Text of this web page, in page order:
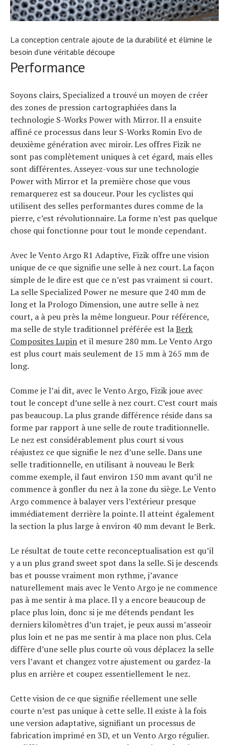
La conception centrale ajoute de la durabilité et élimine le
besoin d’une véritable découpe
Performance
Soyons clairs, Specialized a trouvé un moyen de créer
des zones de pression cartographiées dans la
technologie S-Works Power with Mirror. Il a ensuite
affiné ce processus dans leur S-Works Romin Evo de
deuxième génération avec miroir. Les offres Fizik ne
sont pas complètement uniques à cet égard, mais elles
sont différentes. Asseyez-vous sur une technologie
Power with Mirror et la première chose que vous
remarquerez est sa douceur. Pour les cyclistes qui
utilisent des selles performantes dures comme de la
pierre, c’est révolutionnaire. La forme n’est pas quelque
chose qui fonctionne pour tout le monde cependant.
Avec le Vento Argo R1 Adaptive, Fizik offre une vision
unique de ce que signifie une selle à nez court. La façon
simple de le dire est que ce n’est pas vraiment si court.
La selle Specialized Power ne mesure que 240 mm de
long et la Prologo Dimension, une autre selle à nez
court, a à peu près la même longueur. Pour référence,
ma selle de style traditionnel préférée est laBerk
Composites Lupin et il mesure 280 mm. Le Vento Argo
est plus court mais seulement de 15 mm à 265 mm de
long.
Comme je l’ai dit, avec le Vento Argo, Fizik joue avec
tout le concept d’une selle à nez court. C’est court mais
pas beaucoup. La plus grande différence réside dans sa
forme par rapport à une selle de route traditionnelle.
Le nez est considérablement plus court si vous
réajustez ce que signifie le nez d’une selle. Dans une
selle traditionnelle, en utilisant à nouveau le Berk
comme exemple, il faut environ 150 mm avant qu’il ne
commence à gonfler du nez à la zone du siège. Le Vento
Argo commence à balayer vers l’extérieur presque
immédiatement derrière la pointe. Il atteint également
la section la plus large à environ 40 mm devant le Berk.
Le résultat de toute cette reconceptualisation est qu’il
y a un plus grand sweet spot dans la selle. Si je descends
bas et pousse vraiment mon rythme, j’avance
naturellement mais avec le Vento Argo je ne commence
pas à me sentir à ma place. Il y a encore beaucoup de
place plus loin, donc si je me détends pendant les
derniers kilomètres d’un trajet, je peux aussi m’asseoir
plus loin et ne pas me sentir à ma place non plus. Cela
diffère d’une selle plus courte où vous déplacez la selle
vers l’avant et changez votre ajustement ou gardez-la
plus en arrière et coupez essentiellement le nez.
Cette vision de ce que signifie réellement une selle
courte n’est pas unique à cette selle. Il existe à la fois
une version adaptative, signifiant un processus de
fabrication imprimé en 3D, et un Vento Argo régulier.